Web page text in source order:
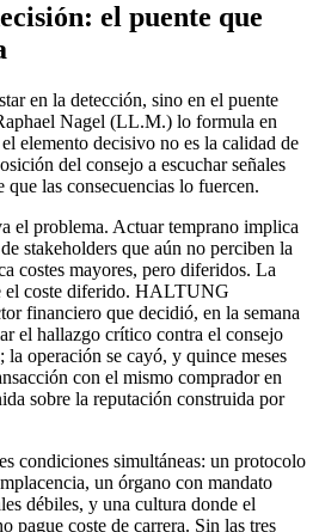
el puente que
en la detección, sino en el puente
Nagel (LL.M.) lo formula en
elemento decisivo no es la calidad de
del consejo a escuchar señales
que las consecuencias lo fuercen.
el problema. Actuar temprano implica
stakeholders que aún no perciben la
costes mayores, pero diferidos. La
el coste diferido. HALTUNG
financiero que decidió, en la semana
el hallazgo crítico contra el consejo
la operación se cayó, y quince meses
con el mismo comprador en
sobre la reputación construida por
condiciones simultáneas: un protocolo
un órgano con mandato
débiles, y una cultura donde el
pague coste de carrera. Sin las tres